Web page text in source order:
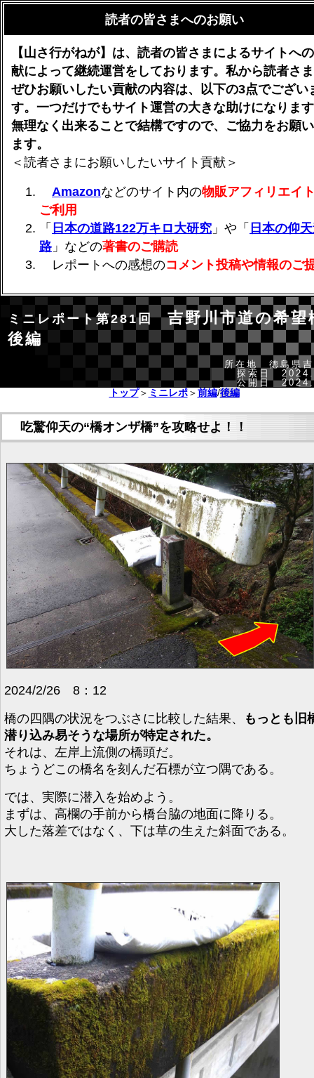
読者の皆さまへのお願い
【山さ行がねが】は、読者の皆さまによるサイトへ
献によって継続運営をしております。私から読者さ
ぜひお願いしたい貢献の内容は、以下の3点でござい
す。一つだけでもサイト運営の大きな助けになりま
無理なく出来ることで結構ですので、ご協力をお願
ます。
＜読者さまにお願いしたいサイト貢献＞
Amazonなどのサイト内の物販アフィリエイ
ご利用
「 日本の道路122万キロ大研究 」や「 日本の仰
路 」などの著書のご購読
レポートへの感想のコメント投稿や情報のご
ミニレポート第281回吉野川市道の希
後編
所在地 徳島県
探索日
公開日
トップ＞ ミニレポ＞前編/後編
吃驚仰天の“橋オンザ橋”を攻略せよ！！
2024/2/26 8：12
橋の四隅の状況をつぶさに比較した結果、
もっとも旧
潜り込み易そうな場所が特定された。
それは、左岸上流側の橋頭だ。
ちょうどこの橋名を刻んだ石標が立つ隅である。
では、実際に潜入を始めよう。
まずは、高欄の手前から橋台脇の地面に降りる。
大した落差ではなく、下は草の生えた斜面である。